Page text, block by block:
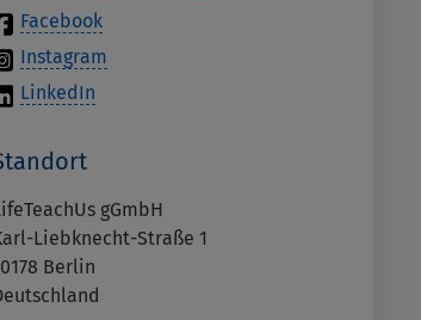
Facebook
Instagram
LinkedIn
gGmbH
Liebknecht-Straße 1
Berlin